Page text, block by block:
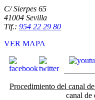
C/ Sierpes 65
41004 Sevilla
Tlf.: 954 22 29 80
VER MAPA
Procedimiento del canal
canal de